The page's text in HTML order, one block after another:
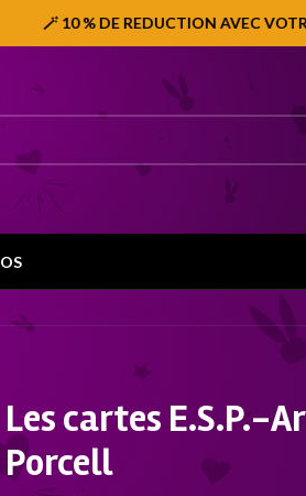
🪄 10 % DE REDUCTION AVEC VOTRE
Les cartes E.S.P.-
Porcell